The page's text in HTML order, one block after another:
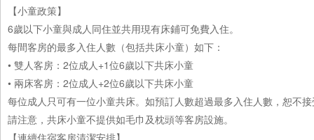
【小童政策】
6歲以下小童與成人同住並共用現有床鋪可免費入住。
每間客房的最多入住人數（包括共床小童）如下：
• 雙人客房：2位成人+1位6歲以下共床小童
• 兩床客房：2位成人+2位6歲以下共床小童
每位成人只可有一位小童共床。如預訂人數超過最多入住人數，恕不
請注意，共床小童不提供如毛巾及枕頭等客房設施。
【連續住宿客房清潔安排】